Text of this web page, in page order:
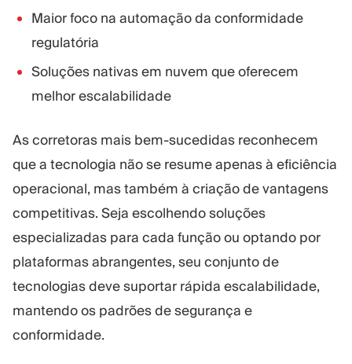
Maior foco na automação da conformidade
regulatória
Soluções nativas em nuvem que oferecem
melhor escalabilidade
As corretoras mais bem-sucedidas reconhecem
que a tecnologia não se resume apenas à eficiência
operacional, mas também à criação de vantagens
competitivas. Seja escolhendo soluções
especializadas para cada função ou optando por
plataformas abrangentes, seu conjunto de
tecnologias deve suportar rápida escalabilidade,
mantendo os padrões de segurança e
conformidade.